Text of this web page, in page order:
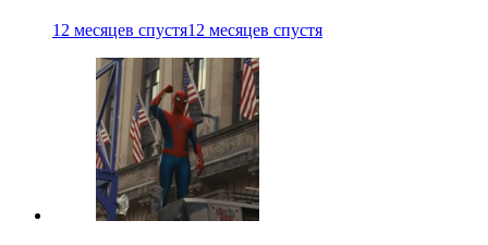
12 месяцев спустя12 месяцев спустя